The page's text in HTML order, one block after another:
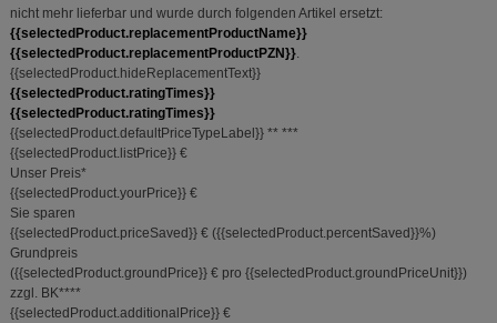
nicht mehr lieferbar und wurde durch folgenden Artikel ersetzt:
{{selectedProduct.replacementProductName}}
{{selectedProduct.replacementProductPZN}}.
{{selectedProduct.hideReplacementText}}
{{selectedProduct.ratingTimes}}
{{selectedProduct.ratingTimes}}
{{selectedProduct.defaultPriceTypeLabel}} ** ***
{{selectedProduct.listPrice}} €
Unser Preis*
{{selectedProduct.yourPrice}} €
Sie sparen
{{selectedProduct.priceSaved}} € ({{selectedProduct.percentSaved}}%)
Grundpreis
({{selectedProduct.groundPrice}} €pro {{selectedProduct.groundPriceUnit}})
zzgl. BK****
{{selectedProduct.additionalPrice}} €